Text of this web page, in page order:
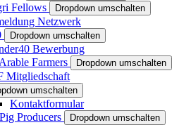
Fellows Dropdown umschalten
Netzwerk
Dropdown umschalten
Bewerbung
Farmers
Dropdown umschalten
Mitgliedschaft
umschalten
Kontaktformular
Producers
Dropdown umschalten